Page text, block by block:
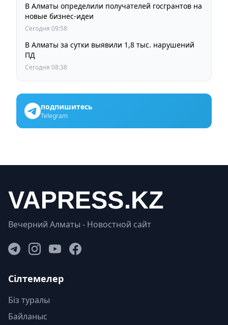
В Алматы определили получателей госгрантов на
новые бизнес-идеи
Сегодня 09:58
В Алматы за сутки выявили 1,8 тыс. нарушений
ПД
Сегодня 08:38
подпишитесь
Telegram
Вечерний Алматы - Новостной сайт
Сілтемелер
Біз туралы
Байланыс